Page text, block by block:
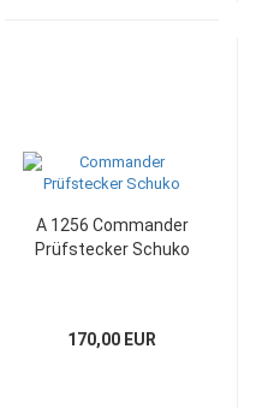
A 1256 Commander
Prüfstecker Schuko
170,00 EUR